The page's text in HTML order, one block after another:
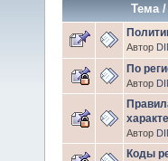
Тема
Автор
По
Автор
Автор
Коды